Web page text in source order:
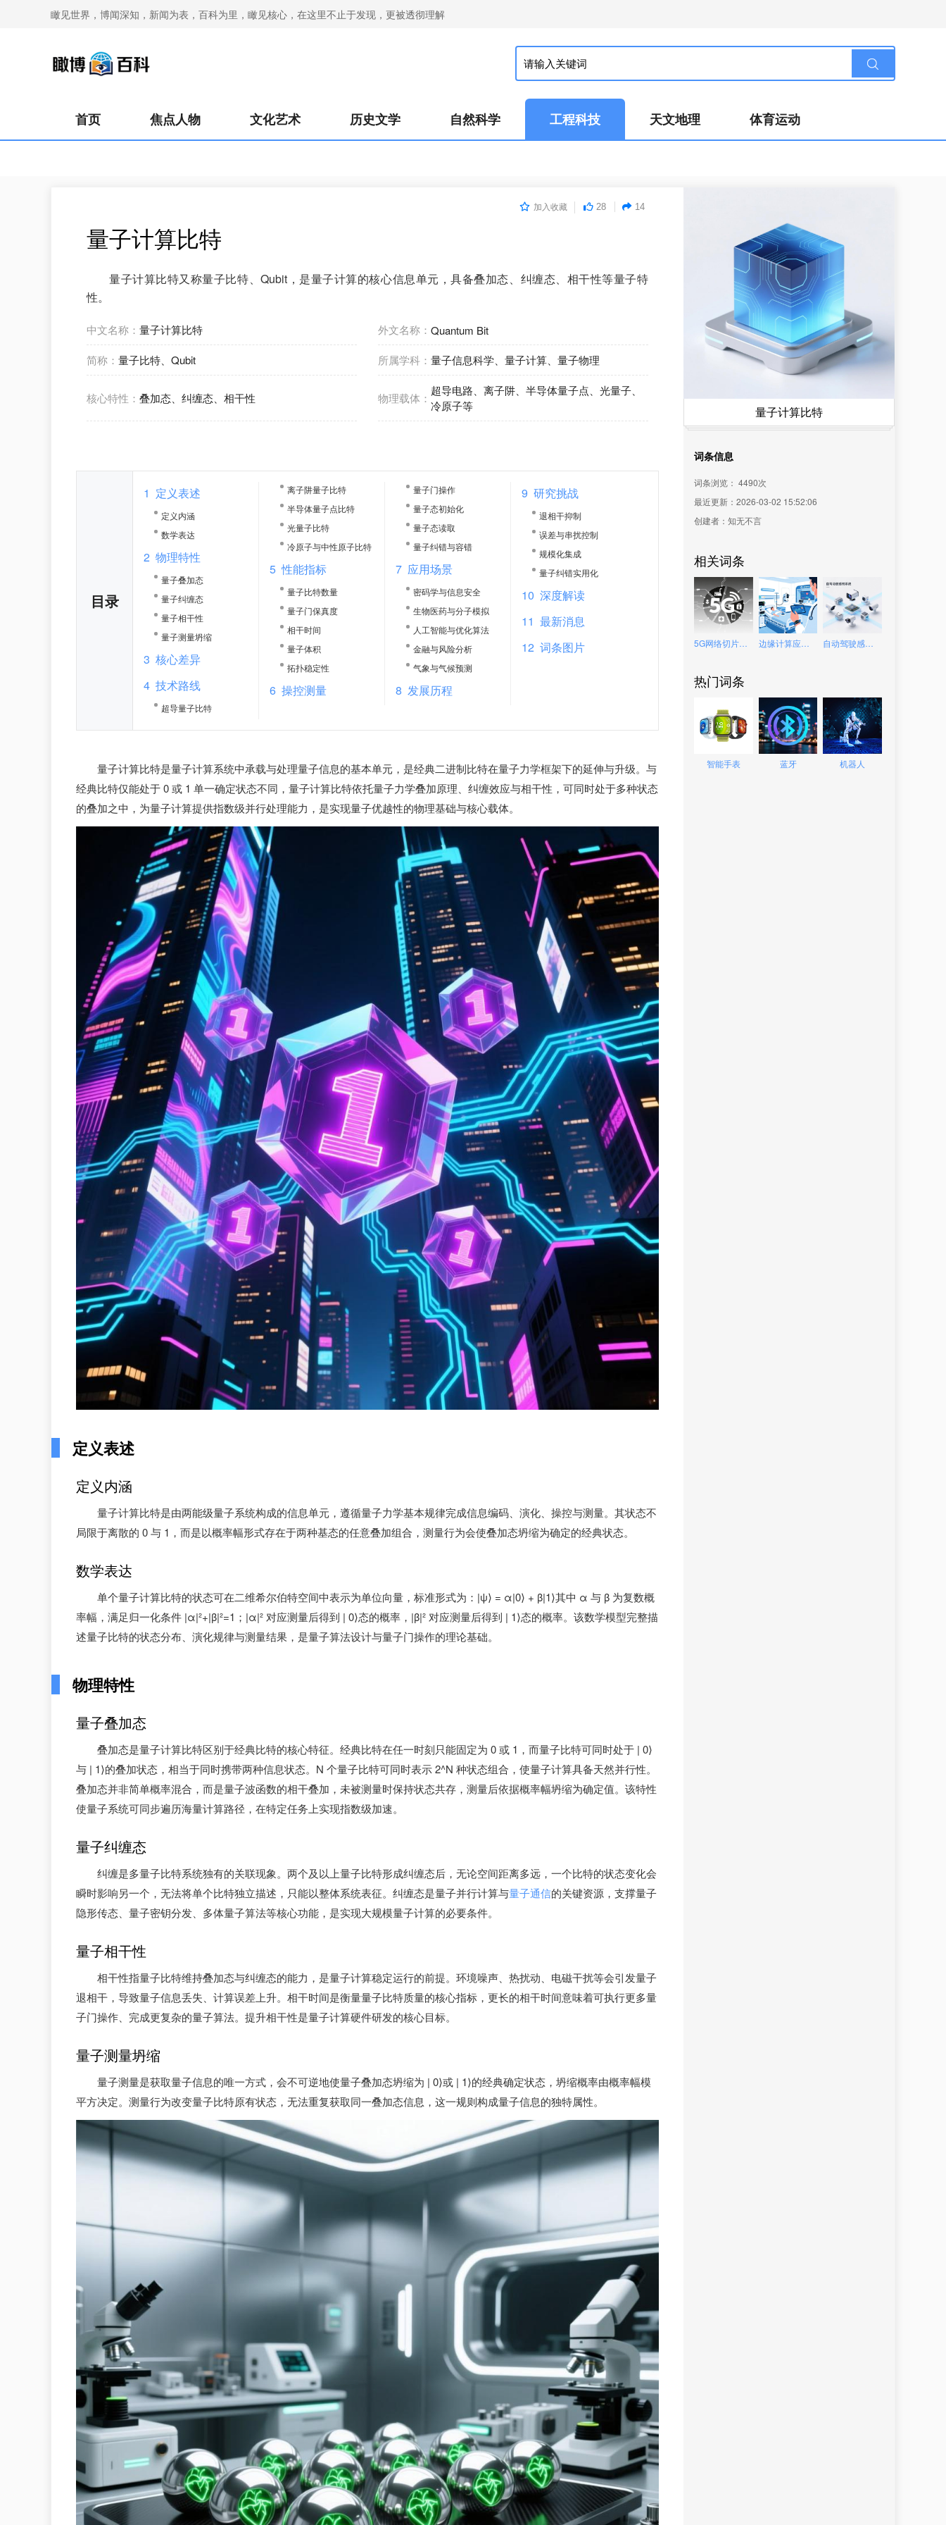
瞰见世界，博闻深知，新闻为表，百科为里，瞰见核心，在这里不止于发现，更被透彻理解
首页 焦点人物 文化艺术 历史文学 自然科学 工程科技 天文地理 体育运动
加入收藏 28
有用+1
14
量子计算比特
量子计算比特又称量子比特、Qubit，是量子计算的核心信息单元，具备叠加态、纠缠态、相干性等量子特
性。
中文名称： 量子计算比特 外文名称： Quantum Bit
简称： 量子比特、Qubit 所属学科： 量子信息科学、量子计算、量子物理
核心特性： 叠加态、纠缠态、相干性 物理载体：
超导电路、离子阱、半导体量子点、光量子、
冷原子等
目录
1 定义表述
定义内涵
数学表达
2 物理特性
量子叠加态
量子纠缠态
量子相干性
量子测量坍缩
3 核心差异
4 技术路线
超导量子比特
离子阱量子比特
半导体量子点比特
光量子比特
冷原子与中性原子比特
5 性能指标
量子比特数量
量子门保真度
相干时间
量子体积
拓扑稳定性
6 操控测量
量子门操作
量子态初始化
量子态读取
量子纠错与容错
7 应用场景
密码学与信息安全
生物医药与分子模拟
人工智能与优化算法
金融与风险分析
气象与气候预测
8 发展历程
9 研究挑战
退相干抑制
误差与串扰控制
规模化集成
量子纠错实用化
10 深度解读
11 最新消息
12 词条图片
量子计算比特是量子计算系统中承载与处理量子信息的基本单元，是经典二进制比特在量子力学框架下的延伸与升级。与
经典比特仅能处于 0 或 1 单一确定状态不同，量子计算比特依托量子力学叠加原理、纠缠效应与相干性，可同时处于多种状态
的叠加之中，为量子计算提供指数级并行处理能力，是实现量子优越性的物理基础与核心载体。
定义表述
定义内涵
量子计算比特是由两能级量子系统构成的信息单元，遵循量子力学基本规律完成信息编码、演化、操控与测量。其状态不
局限于离散的 0 与 1，而是以概率幅形式存在于两种基态的任意叠加组合，测量行为会使叠加态坍缩为确定的经典状态。
数学表达
单个量子计算比特的状态可在二维希尔伯特空间中表示为单位向量，标准形式为：|ψ⟩ = α|0⟩ + β|1⟩其中 α 与 β 为复数概
率幅，满足归一化条件 |α|²+|β|²=1；|α|² 对应测量后得到 | 0⟩态的概率，|β|² 对应测量后得到 | 1⟩态的概率。该数学模型完整描
述量子比特的状态分布、演化规律与测量结果，是量子算法设计与量子门操作的理论基础。
物理特性
量子叠加态
叠加态是量子计算比特区别于经典比特的核心特征。经典比特在任一时刻只能固定为 0 或 1，而量子比特可同时处于 | 0⟩
与 | 1⟩的叠加状态，相当于同时携带两种信息状态。N 个量子比特可同时表示 2^N 种状态组合，使量子计算具备天然并行性。
叠加态并非简单概率混合，而是量子波函数的相干叠加，未被测量时保持状态共存，测量后依据概率幅坍缩为确定值。该特性
使量子系统可同步遍历海量计算路径，在特定任务上实现指数级加速。
量子纠缠态
纠缠是多量子比特系统独有的关联现象。两个及以上量子比特形成纠缠态后，无论空间距离多远，一个比特的状态变化会
瞬时影响另一个，无法将单个比特独立描述，只能以整体系统表征。纠缠态是量子并行计算与量子通信的关键资源，支撑量子
隐形传态、量子密钥分发、多体量子算法等核心功能，是实现大规模量子计算的必要条件。
量子相干性
相干性指量子比特维持叠加态与纠缠态的能力，是量子计算稳定运行的前提。环境噪声、热扰动、电磁干扰等会引发量子
退相干，导致量子信息丢失、计算误差上升。相干时间是衡量量子比特质量的核心指标，更长的相干时间意味着可执行更多量
子门操作、完成更复杂的量子算法。提升相干性是量子计算硬件研发的核心目标。
量子测量坍缩
量子测量是获取量子信息的唯一方式，会不可逆地使量子叠加态坍缩为 | 0⟩或 | 1⟩的经典确定状态，坍缩概率由概率幅模
平方决定。测量行为改变量子比特原有状态，无法重复获取同一叠加态信息，这一规则构成量子信息的独特属性。
量子计算比特
词条信息
词条浏览： 4490次
最近更新：2026-03-02 15:52:06
创建者：知无不言
相关词条
5G网络切片技术 边缘计算应用场景 自动驾驶感知系统
热门词条
智能手表 蓝牙 机器人